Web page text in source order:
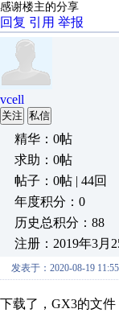
感谢楼主的分享
回复 引用 举报
vcell
关注 私信
精华：0帖
求助：0帖
帖子：0帖 | 44回
年度积分：0
历史总积分：88
注册：2019年3月
发表于：2020-08-19
下载了，GX3的文